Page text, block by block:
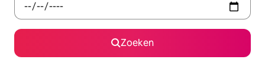
Zoeken